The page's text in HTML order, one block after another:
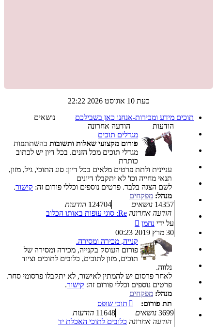
כעת 10 אוגוסט 2026 22:22
תוכים מידע ומכירות-אנחנו כאן בשבילכם
נושאים
הודעות
הודעה אחרונה
מגדלים תוכים
פורום מקצועי שאלות ותשובות בהשתתפות
מגדלי תוכים מכל הזנים. בכל דיון יש לכתוב
כותרת
עניינית ולתת פרטים מלאים בכל דיון: סוג התוכי, גיל, מזון,
תנאי מחייה וכו' לא יתקבלו דיונים
לשם הצגה בלבד. פרטים נוספים וכללי פורום זה: קישור.
מנהל: מפקחים
14357 נושאים 124704 הודעות
הודעה אחרונה Re: סוגי עופות באותו הכלוב
על ידי נחמן
בהודעה
האחרונה
30 מרץ 2019 00:23
קנייה, מכירה ומסירה.
פורום העוסק בקנייה, מכירה ומסירה של
תוכים, מזון לתוכים, כלובים לתוכים וציוד
נלווה.
לאחר פרסום יש להמתין לאישור, לא יתקבלו פרסומי סחר.
פרטים נוספים וכללי פורום זה: קישור.
מנהל: מפקחים
תת פורום:
תוכי שופס
3699 נושאים 11648 הודעות
הודעה אחרונה כלובים לתוכי האכלת יד